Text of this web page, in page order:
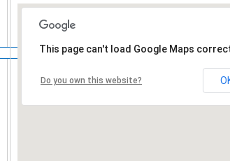
This page can't load Google Maps
Do you own this website?